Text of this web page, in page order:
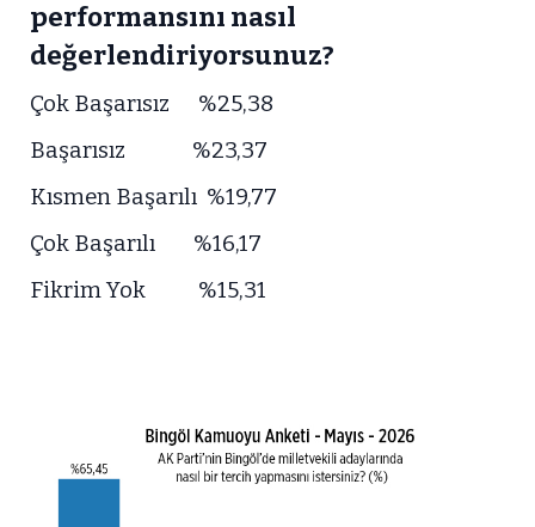
performansını nasıl
değerlendiriyorsunuz?
Çok Başarısız %25,38
Başarısız %23,37
Kısmen Başarılı %19,77
Çok Başarılı %16,17
Fikrim Yok %15,31